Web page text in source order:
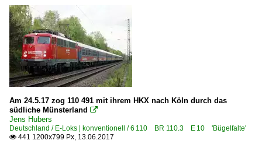
Am 24.5.17 zog 110 491 mit ihrem HKX nach Köln durch das
südliche Münsterland 
Jens Hubers
Deutschland / E-Loks | konventionell / 6 110 BR 110.3 E 10 'Bügelfalte'
 441 1200x799 Px, 13.06.2017